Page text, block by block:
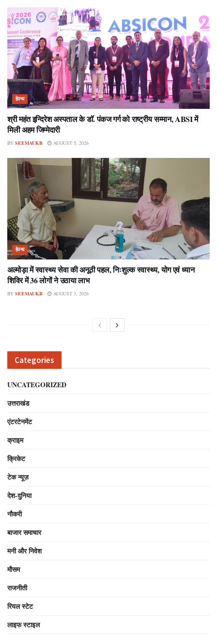
हेल्थ
श्री महंत इन्दिरेश अस्पताल के डॉ. पंकज गर्ग को राष्ट्रीय सम्मान, ABSI में
मिली अहम जिम्मेदारी
BY SEEMAUKB AUGUST 5, 2026
हेल्थ
अल्मोड़ा में स्वास्थ्य सेवा की अनूठी पहल, निःशुल्क स्वास्थ्य, योग एवं ध्यान
शिविर में 36 लोगों ने उठाया लाभ
BY SEEMAUKB AUGUST 3, 2026
Categories
UNCATEGORIZED
उत्तराखंड
एंटरटेनमेंट
क्राइम
क्रिकेट
टेक न्यूज़
देश-दुनिया
नौकरी
बाजार समाचार
मनी और निवेश
मौसम
राजनीती
रियल स्टेट
लाइफ स्टाइल